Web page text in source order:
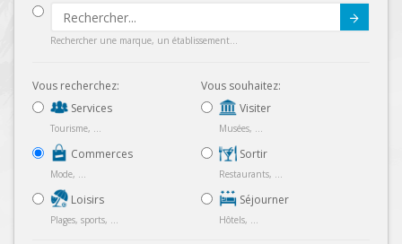
Rechercher une marque, un établissement...
Vous recherchez:
Services
Tourisme, ...
Commerces
Mode, ...
Loisirs
Plages, sports, ...
Vous souhaitez:
Visiter
Musées, ...
Sortir
Restaurants, ...
Séjourner
Hôtels, ...